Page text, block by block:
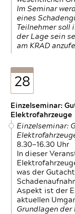
Im Seminar
eines
Teilnehmer soll
der Lage sein
am KRAD
28
Einzelseminar:
Elektrofahrzeuge
Einzelseminar:
8.30—16.30 Uhr
In dieser
was der
Aspekt ist der
aktuellen
Grundlagen